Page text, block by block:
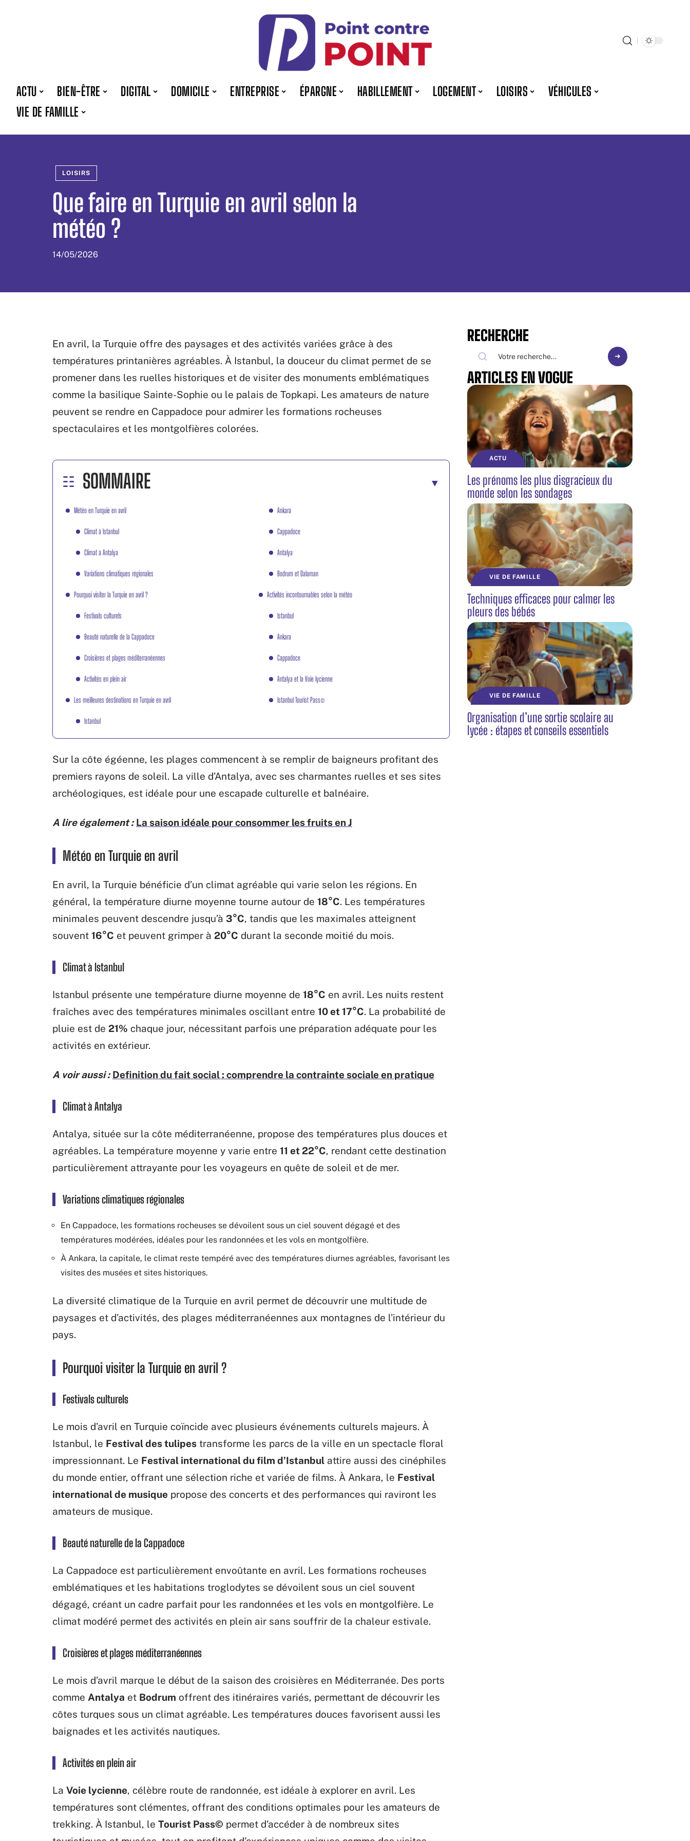
ACTU BIEN-ÊTRE DIGITAL DOMICILE ENTREPRISE ÉPARGNE HABILLEMENT LOGEMENT LOISIRS
VÉHICULES
VIE DE FAMILLE
LOISIRS
Que faire en Turquie en avril selon la
météo ?
14/05/2026
En avril, la Turquie offre des paysages et des activités variées grâce à des
températures printanières agréables. À Istanbul, la douceur du climat permet de se
promener dans les ruelles historiques et de visiter des monuments emblématiques
comme la basilique Sainte-Sophie ou le palais de Topkapi. Les amateurs de nature
peuvent se rendre en Cappadoce pour admirer les formations rocheuses
spectaculaires et les montgolfières colorées.
SOMMAIRE
Météo en Turquie en avril
Climat à Istanbul
Climat à Antalya
Variations climatiques régionales
Pourquoi visiter la Turquie en avril ?
Festivals culturels
Beauté naturelle de la Cappadoce
Croisières et plages méditerranéennes
Activités en plein air
Les meilleures destinations en Turquie en avril
Istanbul
Ankara
Cappadoce
Antalya
Bodrum et Dalaman
Activités incontournables selon la météo
Istanbul
Ankara
Cappadoce
Antalya et la Voie lycienne
Istanbul Tourist Pass©
Sur la côte égéenne, les plages commencent à se remplir de baigneurs profitant des
premiers rayons de soleil. La ville d’Antalya, avec ses charmantes ruelles et ses sites
archéologiques, est idéale pour une escapade culturelle et balnéaire.
A lire également : La saison idéale pour consommer les fruits en J
Météo en Turquie en avril
En avril, la Turquie bénéficie d’un climat agréable qui varie selon les régions. En
général, la température diurne moyenne tourne autour de 18°C. Les températures
minimales peuvent descendre jusqu’à 3°C, tandis que les maximales atteignent
souvent 16°C et peuvent grimper à 20°C durant la seconde moitié du mois.
Climat à Istanbul
Istanbul présente une température diurne moyenne de 18°C en avril. Les nuits restent
fraîches avec des températures minimales oscillant entre 10 et 17°C. La probabilité de
pluie est de 21% chaque jour, nécessitant parfois une préparation adéquate pour les
activités en extérieur.
A voir aussi : Definition du fait social : comprendre la contrainte sociale en pratique
Climat à Antalya
Antalya, située sur la côte méditerranéenne, propose des températures plus douces et
agréables. La température moyenne y varie entre 11 et 22°C, rendant cette destination
particulièrement attrayante pour les voyageurs en quête de soleil et de mer.
Variations climatiques régionales
En Cappadoce, les formations rocheuses se dévoilent sous un ciel souvent dégagé et des
températures modérées, idéales pour les randonnées et les vols en montgolfière.
À Ankara, la capitale, le climat reste tempéré avec des températures diurnes agréables, favorisant les
visites des musées et sites historiques.
La diversité climatique de la Turquie en avril permet de découvrir une multitude de
paysages et d’activités, des plages méditerranéennes aux montagnes de l’intérieur du
pays.
Pourquoi visiter la Turquie en avril ?
Festivals culturels
Le mois d’avril en Turquie coïncide avec plusieurs événements culturels majeurs. À
Istanbul, le Festival des tulipes transforme les parcs de la ville en un spectacle floral
impressionnant. Le Festival international du film d’Istanbul attire aussi des cinéphiles
du monde entier, offrant une sélection riche et variée de films. À Ankara, le Festival
international de musique propose des concerts et des performances qui raviront les
amateurs de musique.
Beauté naturelle de la Cappadoce
La Cappadoce est particulièrement envoûtante en avril. Les formations rocheuses
emblématiques et les habitations troglodytes se dévoilent sous un ciel souvent
dégagé, créant un cadre parfait pour les randonnées et les vols en montgolfière. Le
climat modéré permet des activités en plein air sans souffrir de la chaleur estivale.
Croisières et plages méditerranéennes
Le mois d’avril marque le début de la saison des croisières en Méditerranée. Des ports
comme Antalya et Bodrum offrent des itinéraires variés, permettant de découvrir les
côtes turques sous un climat agréable. Les températures douces favorisent aussi les
baignades et les activités nautiques.
Activités en plein air
La Voie lycienne, célèbre route de randonnée, est idéale à explorer en avril. Les
températures sont clémentes, offrant des conditions optimales pour les amateurs de
trekking. À Istanbul, le Tourist Pass© permet d’accéder à de nombreux sites
RECHERCHE
ARTICLES EN VOGUE
ACTU
Les prénoms les plus disgracieux du
monde selon les sondages
VIE DE FAMILLE
Techniques efficaces pour calmer les
pleurs des bébés
VIE DE FAMILLE
Organisation d’une sortie scolaire au
lycée : étapes et conseils essentiels